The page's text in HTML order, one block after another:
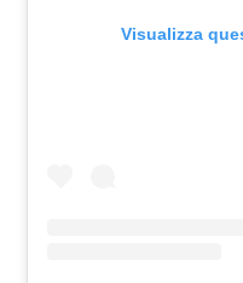
Visualizza